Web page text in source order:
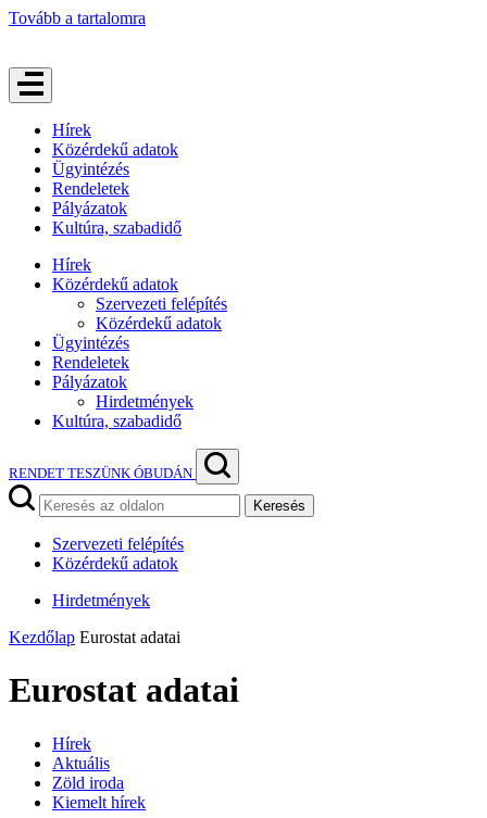
Tovább a tartalomra
Hírek
Közérdekű adatok
Ügyintézés
Rendeletek
Pályázatok
Kultúra, szabadidő
Hírek
Közérdekű adatok
Szervezeti felépítés
Közérdekű adatok
Ügyintézés
Rendeletek
Pályázatok
Hirdetmények
Kultúra, szabadidő
RENDET TESZÜNK ÓBUDÁN
Keresés
Szervezeti felépítés
Közérdekű adatok
Hirdetmények
Kezdőlap Eurostat adatai
Eurostat adatai
Hírek
Aktuális
Zöld iroda
Kiemelt hírek